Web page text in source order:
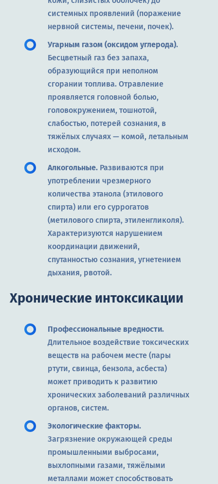
системных проявлений (поражение
нервной системы, печени, почек).
Угарным газом (оксидом углерода).
Бесцветный газ без запаха,
образующийся при неполном
сгорании топлива. Отравление
проявляется головной болью,
головокружением, тошнотой,
слабостью, потерей сознания, в
тяжёлых случаях — комой, летальным
исходом.
Алкогольные. Развиваются при
употреблении чрезмерного
количества этанола (этилового
спирта) или его суррогатов
(метилового спирта, этиленгликоля).
Характеризуются нарушением
координации движений,
спутанностью сознания, угнетением
дыхания, рвотой.
Хронические интоксикации
Профессиональные вредности.
Длительное воздействие токсических
веществ на рабочем месте (пары
ртути, свинца, бензола, асбеста)
может приводить к развитию
хронических заболеваний различных
органов, систем.
Экологические факторы.
Загрязнение окружающей среды
промышленными выбросами,
выхлопными газами, тяжёлыми
металлами может способствовать